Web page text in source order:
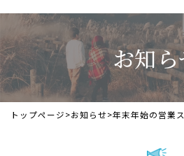
お知
トップページ>お知らせ>年末年始の営業